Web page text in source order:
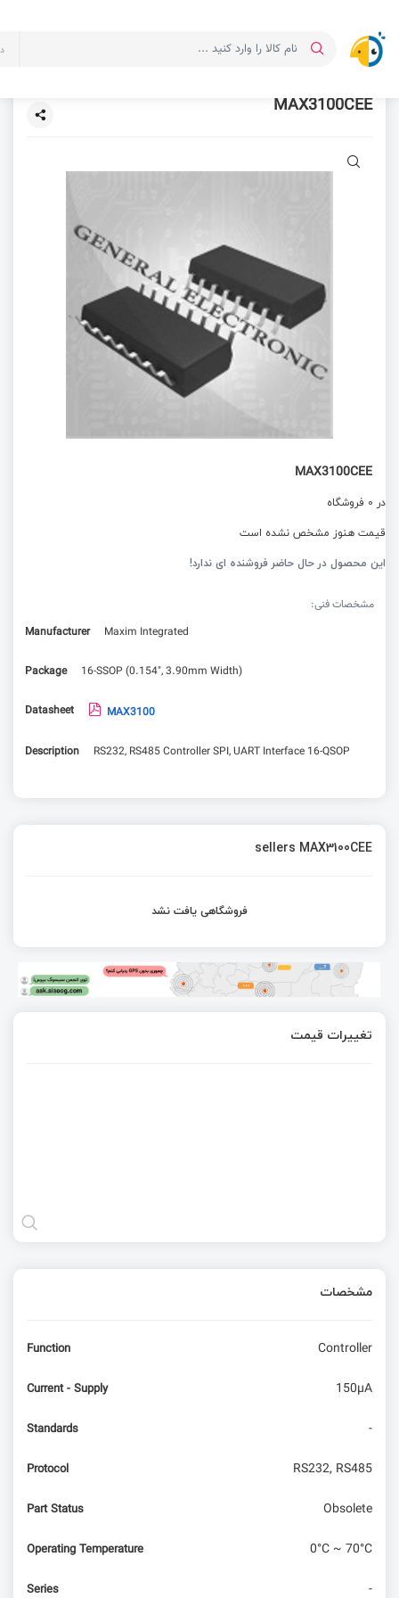
MAX3100CEE
MAX3100CEE
در 0 فروشگاه
قیمت هنوز مشخص نشده است
این محصول در حال حاضر فروشنده ای ندارد!
مشخصات فنی:
Manufacturer
Maxim Integrated
Package 16-SSOP (0.154", 3.90mm Width)
Datasheet MAX3100
Description RS232, RS485 Controller SPI, UART Interface 16-QSOP
sellers MAX3100CEE
فروشگاهی یافت نشد
تغییرات قیمت
مشخصات
Function Controller
Current - Supply 150µA
Standards -
Protocol RS232, RS485
Part Status Obsolete
Operating Temperature 0°C ~ 70°C
Series -